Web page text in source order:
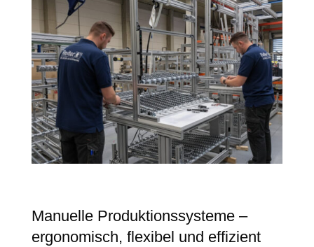
Manuelle Produktionssysteme –
ergonomisch, flexibel und effizient